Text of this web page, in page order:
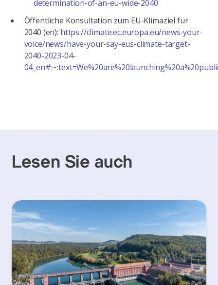
determination-of-an-eu-wide-2040
Öffentliche Konsultation zum EU-Klimaziel für
2040 (en): https://climate.ec.europa.eu/news-your-
voice/news/have-your-say-eus-climate-target-
2040-2023-04-
Lesen Sie auch